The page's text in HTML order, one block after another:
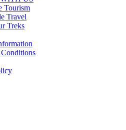
Tourism
Travel
Treks